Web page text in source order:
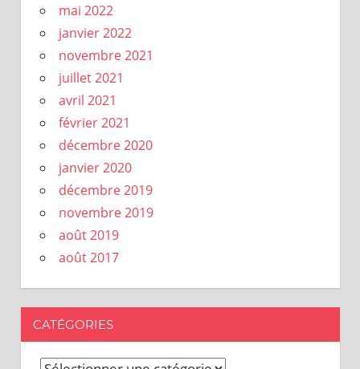
mai 2022
janvier 2022
novembre 2021
juillet 2021
avril 2021
février 2021
décembre 2020
janvier 2020
décembre 2019
novembre 2019
août 2019
août 2017
CATÉGORIES